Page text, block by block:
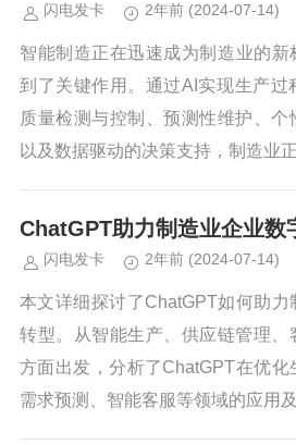
闪电发卡 2年前 (2024-07-14)
智能制造正在迅速成为制造业的
到了关键作用。通过AI实现生产过
质量检测与控制、预测性维护、个
以及数据驱动的决策支持，制造业
ChatGPT助力制造业企业数
闪电发卡 2年前 (2024-07-14)
本文详细探讨了ChatGPT如何助
转型。从智能生产、供应链管理、
方面出发，分析了ChatGPT在优化
需求预测、智能客服等领域的应用